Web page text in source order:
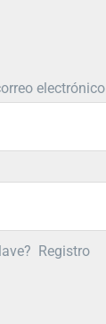
electrónico
Registro